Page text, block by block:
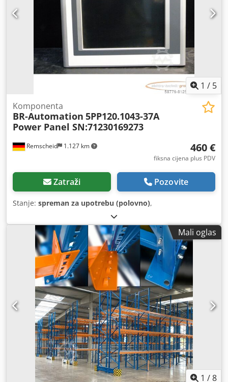
1 / 5
Remscheid 1.127 km
Komponenta
BR-Automation 5PP120.1043-37A
Power Panel SN:71230169273
460 €
fiksna cijena plus PDV
Zatraži Pozovite
Stanje: spreman za upotrebu (polovno),
Mali oglas
1 /8